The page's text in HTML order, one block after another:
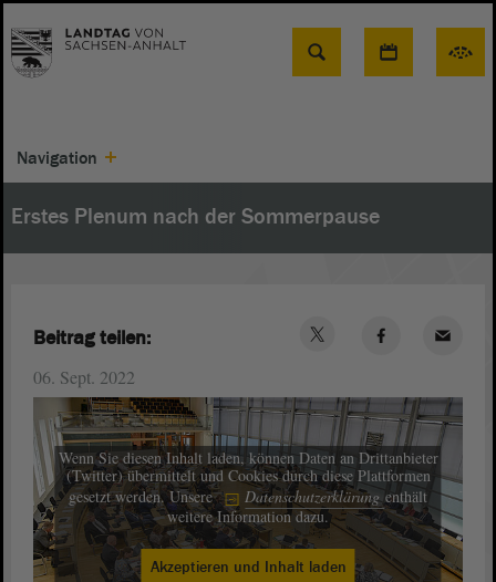
Suche
Navigation
Erstes Plenum nach der Sommerpause
06. Sept. 2022
Wenn Sie diesen Inhalt laden, können Daten an Drittanbieter
(Twitter) übermittelt und Cookies durch diese Plattformen
gesetzt werden. Unsere
Datenschutzerklärungenthält
weitere Information dazu.
Akzeptieren und Inhalt laden
Beitrag teilen: